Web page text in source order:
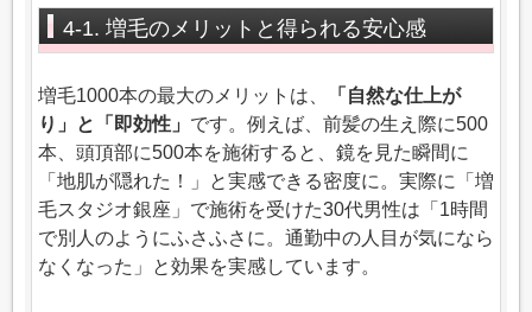
4-1. 増毛のメリットと得られる安心感
増毛1000本の最大のメリットは、
「自然な仕上が
り」と「即効性」 です。例えば、前髪の生え際に500
本、頭頂部に500本を施術すると、鏡を見た瞬間に
「地肌が隠れた！」と実感できる密度に。実際に「増
毛スタジオ銀座」で施術を受けた30代男性は「1時間
で別人のようにふさふさに。通勤中の人目が気になら
なくなった」と効果を実感しています。